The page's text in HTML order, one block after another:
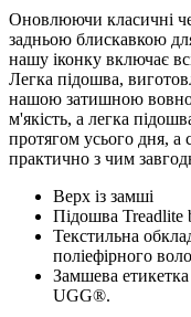
Оновлюючи класичні
задньою блискавкою
нашу іконку включає
Легка підошва,
нашою затишною
м'якість, а легка
протягом усього дня, а
практично з чим
Верх із замші
Підошва
Текстильна
поліефірного
Замшева
UGG®.